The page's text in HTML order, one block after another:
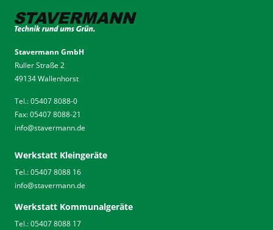
Stavermann GmbH
Ruller Straße 2
49134 Wallenhorst
Tel.: 05407 8088-0
Fax: 05407 8088-21
info@stavermann.de
Werkstatt Kleingeräte
Tel.: 05407 8088 16
info@stavermann.de
Werkstatt Kommunalgeräte
Tel.: 05407 8088 17